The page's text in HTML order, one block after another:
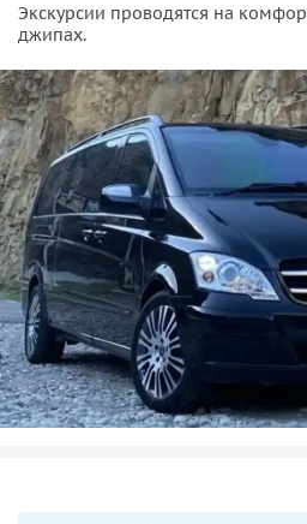
Экскурсии проводятся на
джипах.